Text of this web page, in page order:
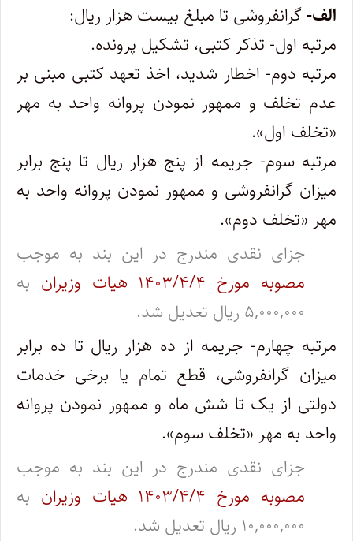
الف-گرانفروشی تا مبلغ بیست هزار ریال:
مرتبه‌ اول- تذکر کتبی، تشکیل پرونده.
مرتبه‌ دوم- اخطار شدید، اخذ تعهد کتبی مبنی بر
عدم تخلف و ممهور نمودن پروانه واحد به مهر
«تخلف اول».
مرتبه‌ سوم- جریمه از پنج هزار ریال تا پنج برابر
میزان گرانفروشی و ممهور نمودن پروانه واحد به
مهر «تخلف دوم».
جزای نقدی مندرج در این بند به موجب
مصوبه مورخ ۱۴۰۳/۴/۴ هیات وزیران
به
۵,۰۰۰,۰۰۰ ریال تعدیل شد.
مرتبه‌ چهارم- جریمه از ده هزار ریال تا ده برابر
میزان گرانفروشی، قطع تمام یا برخی خدمات
دولتی از یک تا شش ماه و ممهور نمودن پروانه
واحد به‌ مهر «تخلف سوم».
جزای نقدی مندرج در این بند به موجب
مصوبه مورخ ۱۴۰۳/۴/۴ هیات وزیران
به
۱۰,۰۰۰,۰۰۰ ریال تعدیل شد.